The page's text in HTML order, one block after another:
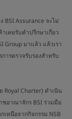
BSI Assurance จะไม่
เคยรับคำปรึกษาเกี่ยว
Group มาแล้ว แล้วเรา
ารตรวจรับรองสำหรับ
Royal Charter) ดำเนิน
ชอาณาจักร BSI ร่วมมือ
หนือจากกิจกรรม NSB